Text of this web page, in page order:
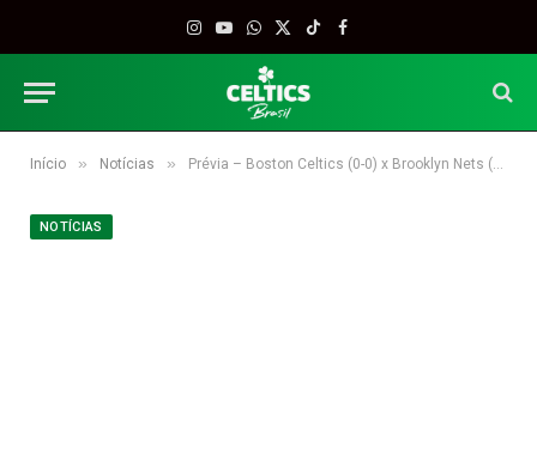
Instagram
YouTube
WhatsApp
X
TikTokFacebook
Início » Notícias » Prévia – Boston Celtics (0-0) x Brooklyn Nets (0-0)
NOTÍCIAS